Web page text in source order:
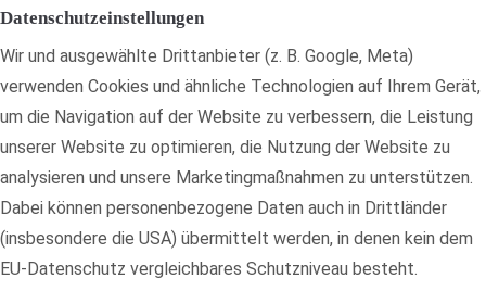
Datenschutzeinstellungen
Wir und ausgewählte Drittanbieter (z. B. Google, Meta)
verwenden Cookies und ähnliche Technologien auf Ihrem Gerät,
um die Navigation auf der Website zu verbessern, die Leistung
unserer Website zu optimieren, die Nutzung der Website zu
analysieren und unsere Marketingmaßnahmen zu unterstützen.
Dabei können personenbezogene Daten auch in Drittländer
(insbesondere die USA) übermittelt werden, in denen kein dem
EU-Datenschutz vergleichbares Schutzniveau besteht.